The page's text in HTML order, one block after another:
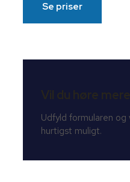
Se priser
Udfyld formularen
hurtigst muligt.